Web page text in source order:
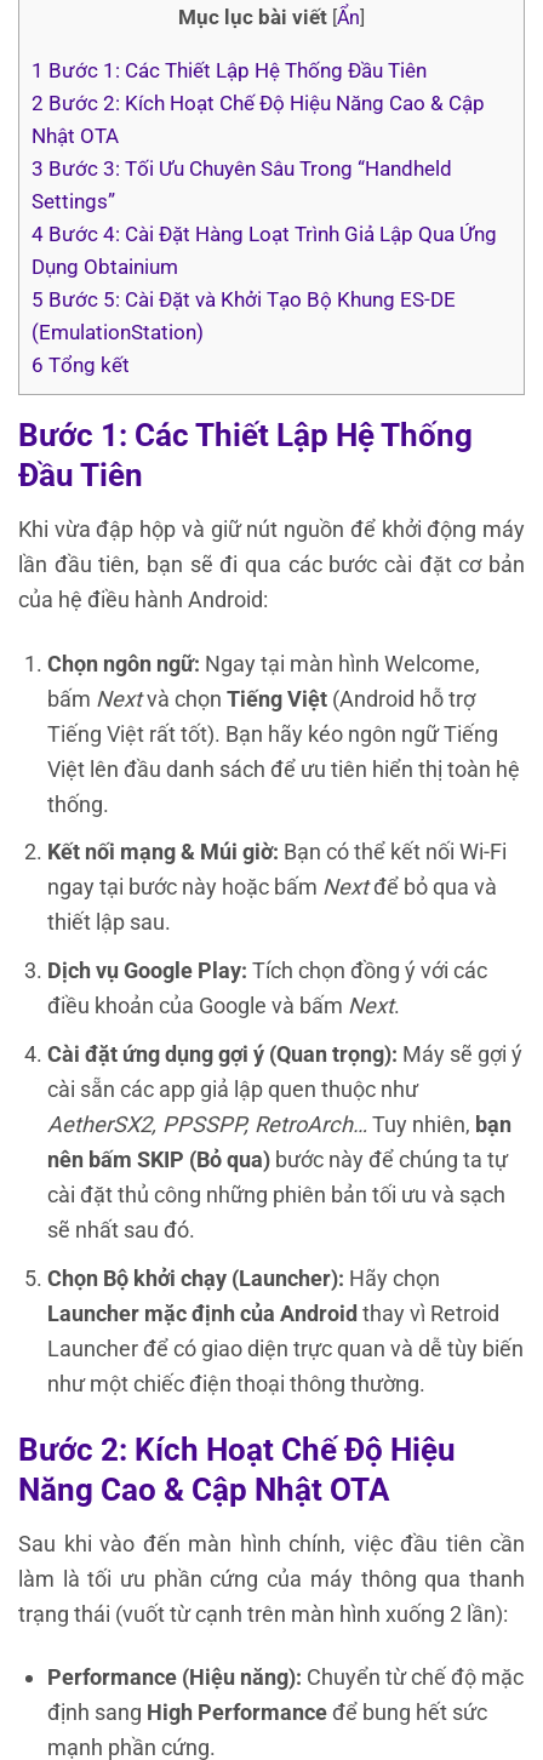
Mục lục bài viết [Ẩn]
1 Bước 1: Các Thiết Lập Hệ Thống Đầu Tiên
2 Bước 2: Kích Hoạt Chế Độ Hiệu Năng Cao & Cập
Nhật OTA
3 Bước 3: Tối Ưu Chuyên Sâu Trong “Handheld
Settings”
4 Bước 4: Cài Đặt Hàng Loạt Trình Giả Lập Qua Ứng
Dụng Obtainium
5 Bước 5: Cài Đặt và Khởi Tạo Bộ Khung ES-DE
(EmulationStation)
6 Tổng kết
Bước 1: Các Thiết Lập Hệ Thống
Đầu Tiên
Khi vừa đập hộp và giữ nút nguồn để khởi động máy
lần đầu tiên, bạn sẽ đi qua các bước cài đặt cơ bản
của hệ điều hành Android:
Chọn ngôn ngữ: Ngay tại màn hình Welcome,
bấm Nextvà chọn Tiếng Việt(Android hỗ trợ
Tiếng Việt rất tốt). Bạn hãy kéo ngôn ngữ Tiếng
Việt lên đầu danh sách để ưu tiên hiển thị toàn hệ
thống.
Kết nối mạng & Múi giờ: Bạn có thể kết nối Wi-Fi
ngay tại bước này hoặc bấm Nextđể bỏ qua và
thiết lập sau.
Dịch vụ Google Play: Tích chọn đồng ý với các
điều khoản của Google và bấm Next.
Cài đặt ứng dụng gợi ý (Quan trọng): Máy sẽ gợi ý
cài sẵn các app giả lập quen thuộc như
AetherSX2, PPSSPP, RetroArch… Tuy nhiên, bạn
nên bấm SKIP (Bỏ qua)bước này để chúng ta tự
cài đặt thủ công những phiên bản tối ưu và sạch
sẽ nhất sau đó.
Chọn Bộ khởi chạy (Launcher): Hãy chọn
Launcher mặc định của Android thay vì Retroid
Launcher để có giao diện trực quan và dễ tùy biến
như một chiếc điện thoại thông thường.
Bước 2: Kích Hoạt Chế Độ Hiệu
Năng Cao & Cập Nhật OTA
Sau khi vào đến màn hình chính, việc đầu tiên cần
làm là tối ưu phần cứng của máy thông qua thanh
trạng thái (vuốt từ cạnh trên màn hình xuống 2 lần):
Performance (Hiệu năng): Chuyển từ chế độ mặc
định sang High Performanceđể bung hết sức
mạnh phần cứng.